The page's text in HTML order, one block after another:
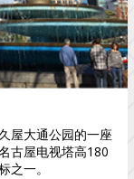
屋大通公园的一座
古屋电视塔高180
之一。